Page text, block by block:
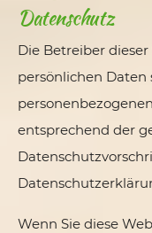
Datenschutz
Die Betreiber
persönlichen
entsprechend der
Wenn Sie diese